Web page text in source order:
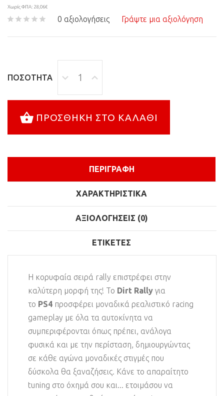
Χωρίς ΦΠΑ: 28,06€
0 αξιολογήσεις Γράψτε μια αξιολόγηση
ΠΟΣΌΤΗΤΑ
ΠΡΟΣΘΉΚΗ ΣΤΟ ΚΑΛΆΘΙ
ΠΕΡΙΓΡΑΦΉ
ΧΑΡΑΚΤΗΡΙΣΤΙΚΆ
ΑΞΙΟΛΟΓΉΣΕΙΣ (0)
ΕΤΙΚΈΤΕΣ
Η κορυφαία σειρά rally επιστρέφει στην
καλύτερη μορφή της! Το Dirt Rally για
το PS4 προσφέρει μοναδικά ρεαλιστικό racing
gameplay με όλα τα αυτοκίνητα να
συμπεριφέρονται όπως πρέπει, ανάλογα
φυσικά και με την περίσταση, δημιουργώντας
σε κάθε αγώνα μοναδικές στιγμές που
δύσκολα θα ξαναζήσεις. Κάνε το απαραίτητο
tuning στο όχημά σου και... ετοιμάσου να